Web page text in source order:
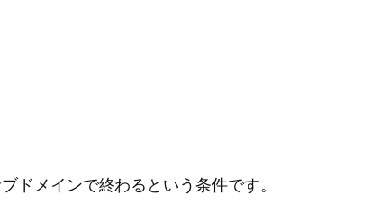
ドメインで終わるという条件です。